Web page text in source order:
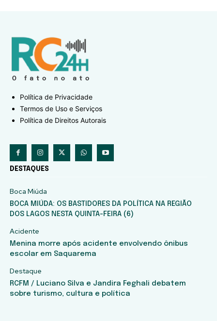
Política de Privacidade
Termos de Uso e Serviços
Política de Direitos Autorais
DESTAQUES
Boca Miúda
BOCA MIÚDA: OS BASTIDORES DA POLÍTICA NA REGIÃO
DOS LAGOS NESTA QUINTA-FEIRA (6)
Acidente
Menina morre após acidente envolvendo ônibus
escolar em Saquarema
Destaque
RCFM / Luciano Silva e Jandira Feghali debatem
sobre turismo, cultura e política